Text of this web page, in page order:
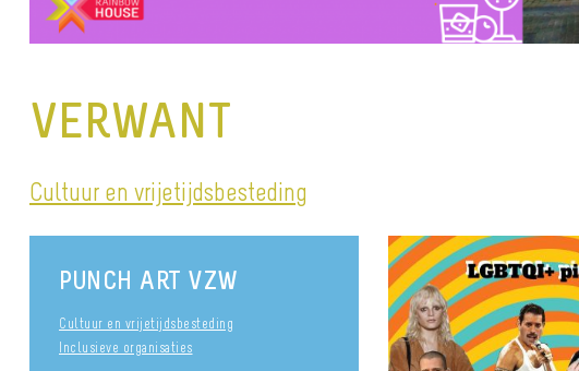
VERWANT
Cultuur en vrijetijdsbesteding
PUNCH ART VZW
Cultuur en vrijetijdsbesteding
Inclusieve organisaties